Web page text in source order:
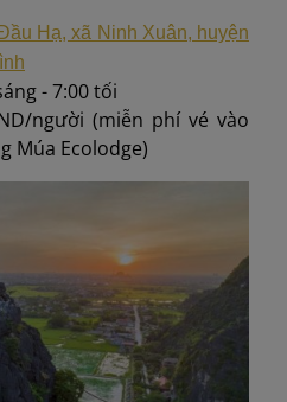
Hạ, xã Ninh Xuân, huyện
- 7:00 tối
người (miễn phí vé vào
Múa Ecolodge)